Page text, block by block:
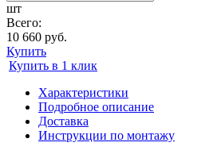
шт
Всего:
10 660 руб.
Купить
Купить в 1 клик
Характеристики
Подробное описание
Доставка
Инструкции по монтажу